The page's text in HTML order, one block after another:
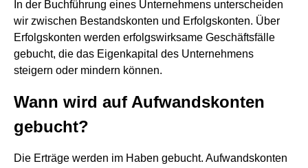
In der Buchführung eines Unternehmens unterscheiden
wir zwischen Bestandskonten und Erfolgskonten. Über
Erfolgskonten werden erfolgswirksame Geschäftsfälle
gebucht, die das Eigenkapital des Unternehmens
steigern oder mindern können.
Wann wird auf Aufwandskonten
gebucht?
Die Erträge werden im Haben gebucht. Aufwandskonten